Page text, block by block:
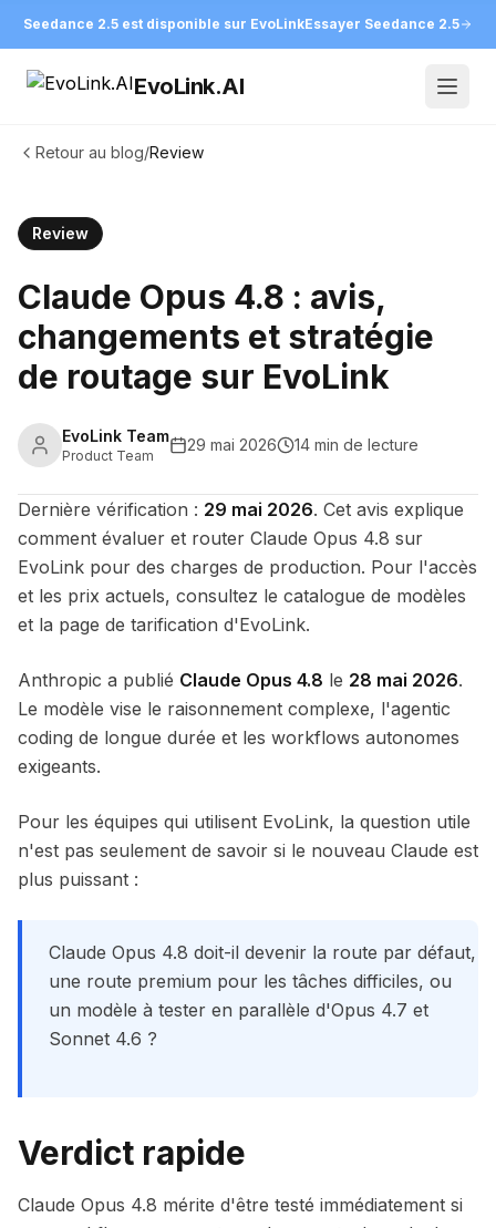
Seedance 2.5 est disponible sur EvoLinkEssayer Seedance 2.5
EvoLink.AI
Retour au blog/Review
Review
Claude Opus 4.8 : avis,
changements et stratégie
de routage sur EvoLink
EvoLink Team
Product Team
29 mai 2026 14 min de lecture
Dernière vérification : 29 mai 2026. Cet avis explique
comment évaluer et router Claude Opus 4.8 sur
EvoLink pour des charges de production. Pour l'accès
et les prix actuels, consultez le catalogue de modèles
et la page de tarification d'EvoLink.
Anthropic a publié Claude Opus 4.8 le 28 mai 2026.
Le modèle vise le raisonnement complexe, l'agentic
coding de longue durée et les workflows autonomes
exigeants.
Pour les équipes qui utilisent EvoLink, la question utile
n'est pas seulement de savoir si le nouveau Claude est
plus puissant :
Claude Opus 4.8 doit-il devenir la route par défaut,
une route premium pour les tâches difficiles, ou
un modèle à tester en parallèle d'Opus 4.7 et
Sonnet 4.6 ?
Verdict rapide
Claude Opus 4.8 mérite d'être testé immédiatement si